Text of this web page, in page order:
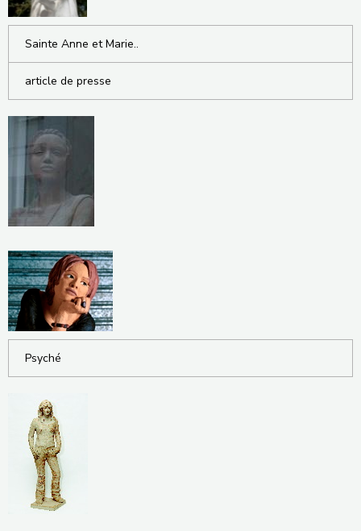
Sainte Anne et Marie..
article de presse
Psyché